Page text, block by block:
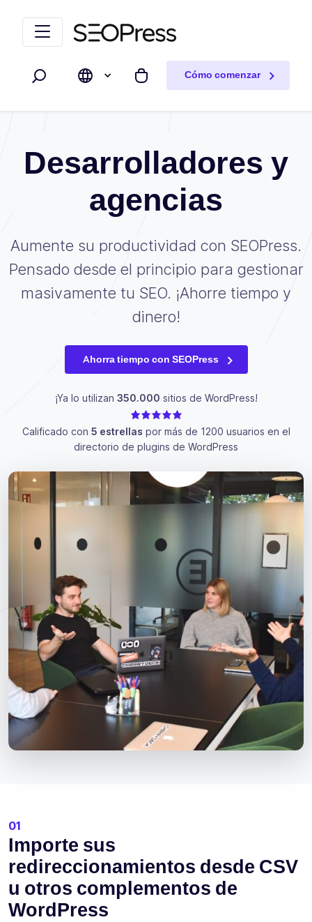
Buscar Mi carrito
Cómo comenzar
Desarrolladores y
agencias
Aumente su productividad con SEOPress.
Pensado desde el principio para gestionar
masivamente tu SEO. ¡Ahorre tiempo y
dinero!
Ahorra tiempo con SEOPress
¡Ya lo utilizan 350.000 sitios de WordPress!
Calificado con 5 estrellas por más de 1200 usuarios en el
directorio de plugins de WordPress
01
Importe sus
redireccionamientos desde CSV
u otros complementos de
WordPress